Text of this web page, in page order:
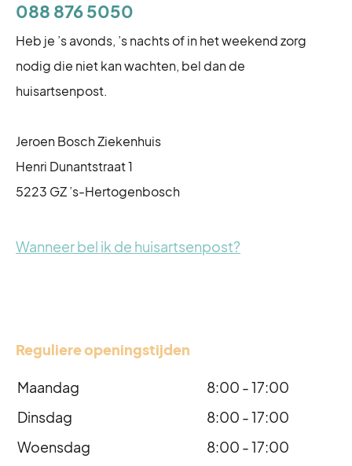
088 876 5050
Heb je ’s avonds, ’s nachts of in het weekend zorg
nodig die niet kan wachten, bel dan de
huisartsenpost.
Jeroen Bosch Ziekenhuis
Henri Dunantstraat 1
5223 GZ ’s-Hertogenbosch
Wanneer bel ik de huisartsenpost?
Reguliere openingstijden
Maandag
8:00 - 17:00
Dinsdag
8:00 - 17:00
Woensdag
8:00 - 17:00